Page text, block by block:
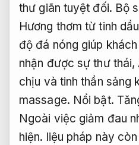
thư giãn tuyệt đối. Bộ
Hương thơm từ tinh
độ đá nóng giúp
nhận được sự thư thái,
chịu và tinh thần sảng
massage. Nổi bật.
Ngoài việc giảm đau
hiện. liệu pháp này